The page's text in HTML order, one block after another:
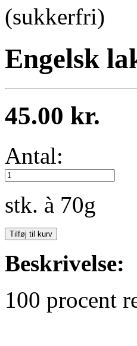
Engelsk
45.00 kr.
Antal:
stk. à 70g
Beskrivelse:
100 procent